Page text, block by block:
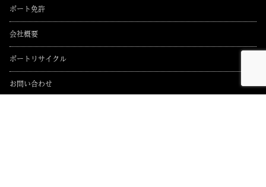
ボート免許
会社概要
ボートリサイクル
お問い合わせ